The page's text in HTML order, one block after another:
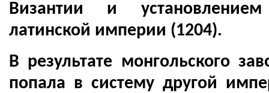
Византии и
латинской империи (1204).
В результате монгольского
попала в систему другой